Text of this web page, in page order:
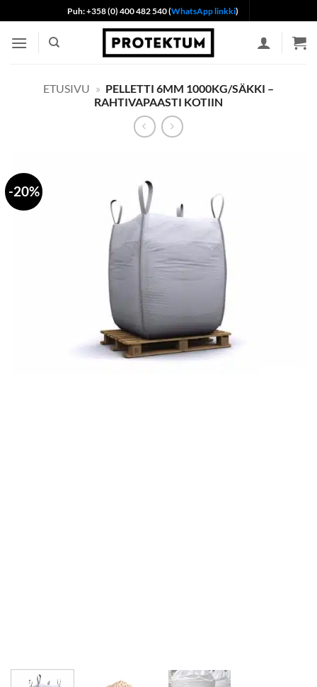
to
content
Puh: +358 (0) 400 482 540 (WhatsApp linkki)
ETUSIVU » PELLETTI 6MM 1000KG/SÄKKI –
RAHTIVAPAASTI KOTIIN
-20%